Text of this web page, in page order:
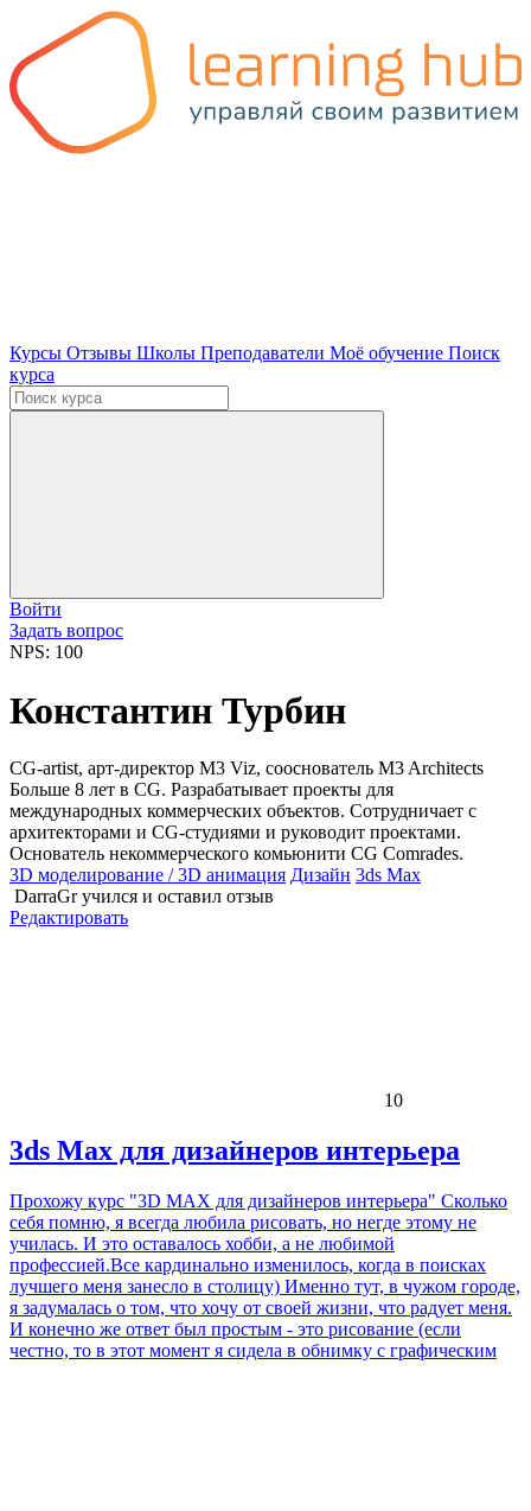
Курсы Отзывы Школы Преподаватели Моё обучение Поиск
курса
Войти
Задать вопрос
NPS: 100
Константин Турбин
CG-artist, арт-директор М3 Viz, сооснователь M3 Architects
Больше 8 лет в CG. Разрабатывает проекты для
международных коммерческих объектов. Сотрудничает с
архитекторами и CG-студиями и руководит проектами.
Основатель некоммерческого комьюнити CG Comrades.
3D моделирование / 3D анимация Дизайн 3ds Max
DarraGrучился и оставил отзыв
Редактировать
10
3ds Max для дизайнеров интерьера
Прохожу курс "3D MAX для дизайнеров интерьера" Сколько
себя помню, я всегда любила рисовать, но негде этому не
училась. И это оставалось хобби, а не любимой
профессией.Все кардинально изменилось, когда в поисках
лучшего меня занесло в столицу) Именно тут, в чужом городе,
я задумалась о том, что хочу от своей жизни, что радует меня.
И конечно же ответ был простым - это рисование (если
честно, то в этот момент я сидела в обнимку с графическим